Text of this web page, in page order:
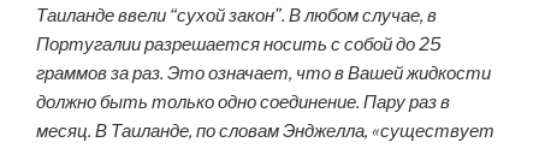
Таиланде ввели “сухой закон”. В любом случае, в
Португалии разрешается носить с собой до 25
граммов за раз. Это означает, что в Вашей жидкости
должно быть только одно соединение. Пару раз в
месяц. В Таиланде, по словам Энджелла, «существует